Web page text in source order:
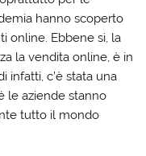
hanno scoperto
online. Ebbene si, la
la vendita online, è in
infatti, c’è stata una
le aziende stanno
tutto il mondo